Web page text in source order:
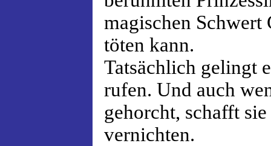
magischen
töten kann.
Tatsächlich gelingt
rufen. Und auch
gehorcht, schafft
vernichten.